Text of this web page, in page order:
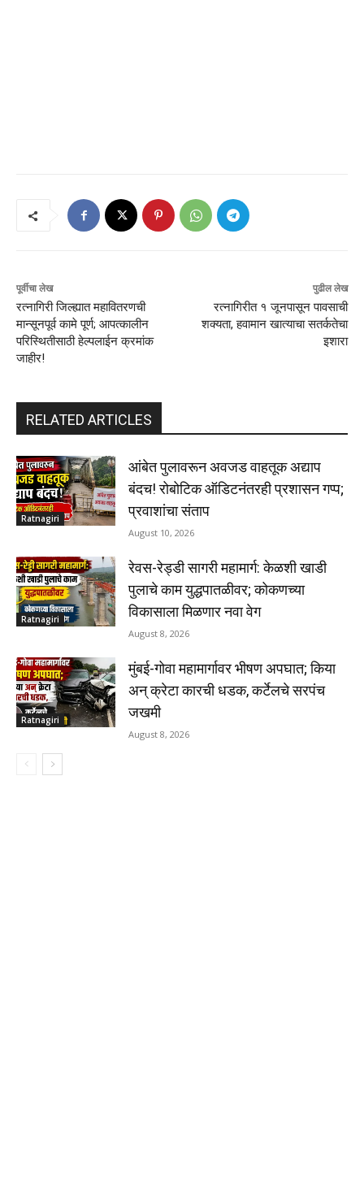
पूर्वीचा लेख
रत्नागिरी जिल्ह्यात महावितरणची
मान्सूनपूर्व कामे पूर्ण; आपत्कालीन
परिस्थितीसाठी हेल्पलाईन क्रमांक
जाहीर!
पुढील लेख
रत्नागिरीत १ जूनपासून पावसाची
शक्यता, हवामान खात्याचा सतर्कतेचा
इशारा
RELATED ARTICLES
Ratnagiri
आंबेत पुलावरून अवजड वाहतूक अद्याप
बंदच! रोबोटिक ऑडिटनंतरही प्रशासन गप्प;
प्रवाशांचा संताप
August 10, 2026
Ratnagiri
रेवस-रेड्डी सागरी महामार्ग: केळशी खाडी
पुलाचे काम युद्धपातळीवर; कोकणच्या
विकासाला मिळणार नवा वेग
August 8, 2026
Ratnagiri
मुंबई-गोवा महामार्गावर भीषण अपघात; किया
अन् क्रेटा कारची धडक, कर्टेलचे सरपंच
जखमी
August 8, 2026